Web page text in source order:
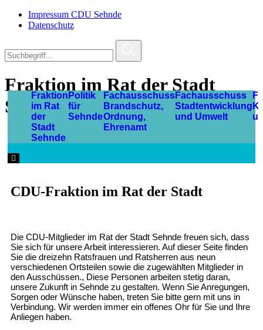
Impressum CDU Sehnde
Datenschutz
Fraktion im Rat der Stadt
Sehnde
Fraktion
im Rat
der
Stadt
Sehnde
Politik
für
Sehnde
Fachausschuss
Brandschutz,
Ordnung,
Ehrenamt
Fachausschuss
Stadtentwicklung
und Umwelt
Hamburger Toggle Menu
CDU-Fraktion im Rat der Stadt
Die CDU-Mitglieder im Rat der Stadt Sehnde freuen sich, dass
Sie sich für unsere Arbeit interessieren. Auf dieser Seite finden
Sie die dreizehn Ratsfrauen und Ratsherren aus neun
verschiedenen Ortsteilen sowie die zugewählten Mitglieder in
den Ausschüssen., Diese Personen arbeiten stetig daran,
unsere Zukunft in Sehnde zu gestalten. Wenn Sie Anregungen,
Sorgen oder Wünsche haben, treten Sie bitte gern mit uns in
Verbindung. Wir werden immer ein offenes Ohr für Sie und Ihre
Anliegen haben.